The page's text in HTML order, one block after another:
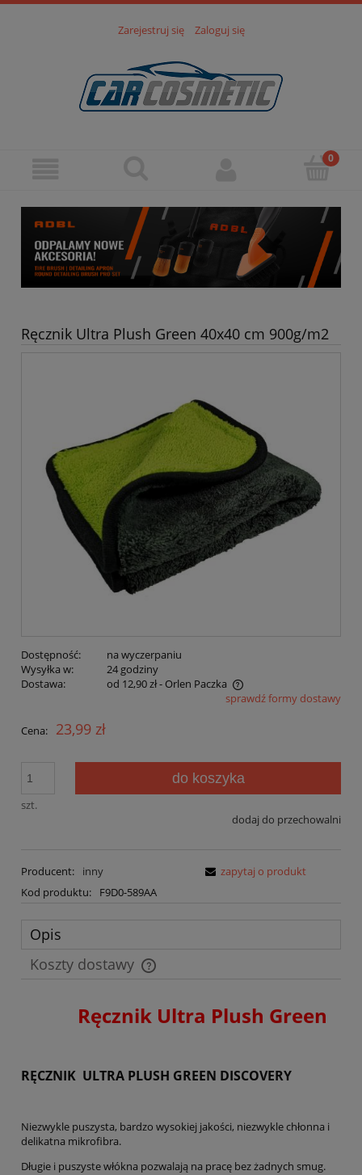
Zarejestruj się Zaloguj się
Ręcznik Ultra Plush Green 40x40 cm 900g/m2
Dostępność:
na wyczerpaniu
Wysyłka w:
24 godziny
Dostawa:
od 12,90 zł- Orlen Paczka
Cena nie zawiera ewentualnych kosztów płatnościsprawdź formy dostawy
Cena: 23,99 zł
szt.
do koszyka
dodaj do przechowalni
Producent:
inny
Kod produktu:
F9D0-589AA
zapytaj o produkt
Opis
Koszty dostawy
Cena nie zawiera ewentualnych kosztów płatności
Ręcznik Ultra Plush Green
RĘCZNIK ULTRA PLUSH GREEN DISCOVERY
Niezwykle puszysta, bardzo wysokiej jakości, niezwykle chłonna i
delikatna mikrofibra.
Długie i puszyste włókna pozwalają na pracę bez żadnych smug.